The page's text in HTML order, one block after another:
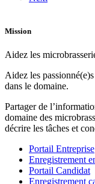
Mission
Aidez les
Aidez les
dans le domaine.
Partager de
domaine des
décrire les tâches et
Portail Entreprise
Enregistrement
Portail Candidat
Enregistrement